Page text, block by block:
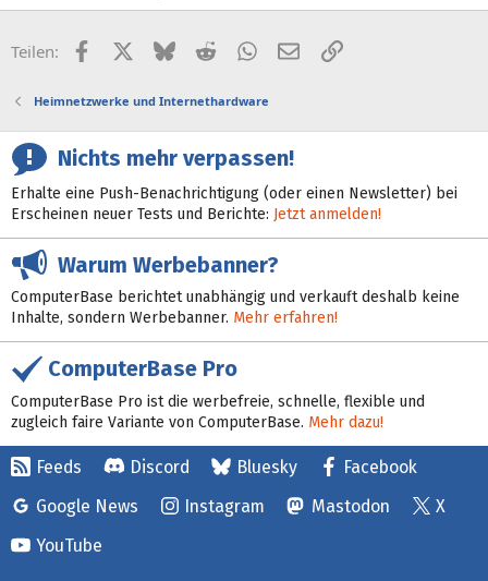
Teilen: FacebookX (Twitter)
BlueskyRedditWhatsApp
E-MailLink
Heimnetzwerke und Internethardware
Nichts mehr verpassen!
Erhalte eine Push-Benachrichtigung (oder einen Newsletter) bei
Erscheinen neuer Tests und Berichte: Jetzt anmelden!
Warum Werbebanner?
ComputerBase berichtet unabhängig und verkauft deshalb keine
Inhalte, sondern Werbebanner. Mehr erfahren!
ComputerBase Pro
ComputerBase Pro ist die werbefreie, schnelle, flexible und
zugleich faire Variante von ComputerBase. Mehr dazu!
Feeds Discord Bluesky
Facebook
Google News
Instagram Mastodon
X
YouTube